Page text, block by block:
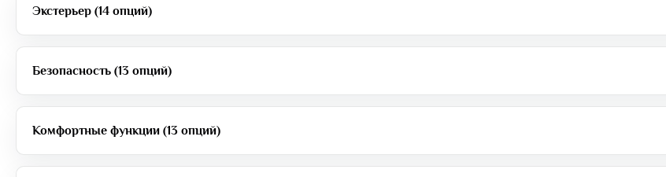
Экстерьер (14 опций)
Безопасность (13 опций)
Комфортные функции (13 опций)